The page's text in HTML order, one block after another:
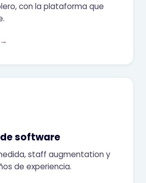
con la plataforma que
→
software
staff augmentation y
de experiencia.